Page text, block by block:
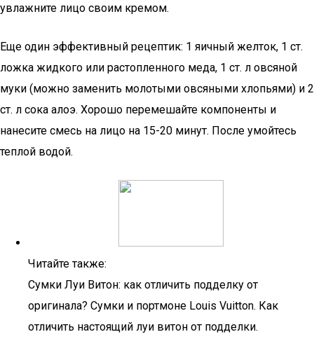
увлажните лицо своим кремом.
Еще один эффективный рецептик: 1 яичный желток, 1 ст.
ложка жидкого или растопленного меда, 1 ст. л овсяной
муки (можно заменить молотыми овсяными хлопьями) и 2
ст. л сока алоэ. Хорошо перемешайте компоненты и
нанесите смесь на лицо на 15-20 минут. После умойтесь
теплой водой.
Читайте также:
Сумки Луи Витон: как отличить подделку от
оригинала? Сумки и портмоне Louis Vuitton. Как
отличить настоящий луи витон от подделки.